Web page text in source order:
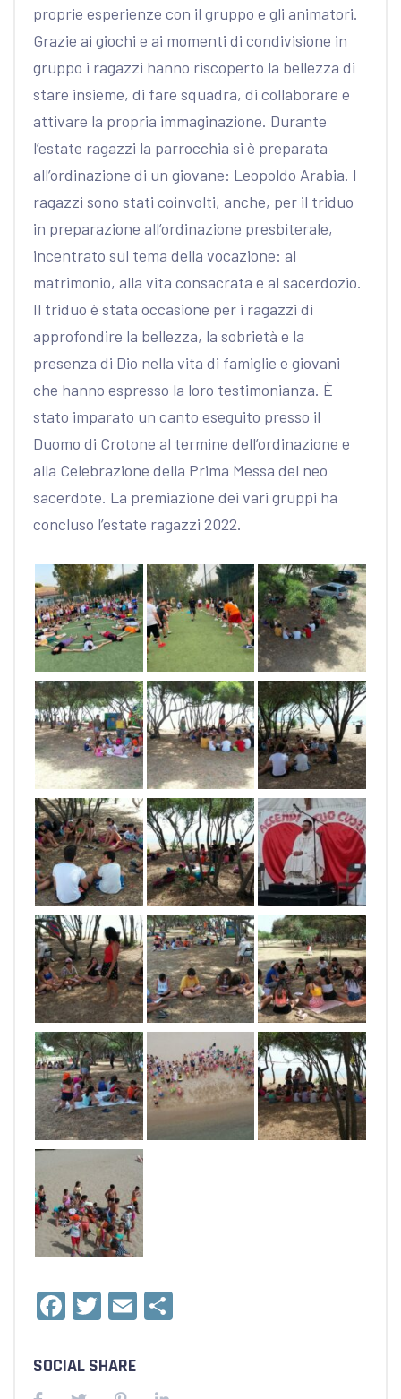
proprie esperienze con il gruppo e gli animatori.
Grazie ai giochi e ai momenti di condivisione in
gruppo i ragazzi hanno riscoperto la bellezza di
stare insieme, di fare squadra, di collaborare e
attivare la propria immaginazione. Durante
l’estate ragazzi la parrocchia si è preparata
all’ordinazione di un giovane: Leopoldo Arabia. I
ragazzi sono stati coinvolti, anche, per il triduo
in preparazione all’ordinazione presbiterale,
incentrato sul tema della vocazione: al
matrimonio, alla vita consacrata e al sacerdozio.
Il triduo è stata occasione per i ragazzi di
approfondire la bellezza, la sobrietà e la
presenza di Dio nella vita di famiglie e giovani
che hanno espresso la loro testimonianza. È
stato imparato un canto eseguito presso il
Duomo di Crotone al termine dell’ordinazione e
alla Celebrazione della Prima Messa del neo
sacerdote. La premiazione dei vari gruppi ha
concluso l’estate ragazzi 2022.
Facebook
Twitter
Email
SOCIAL SHARE